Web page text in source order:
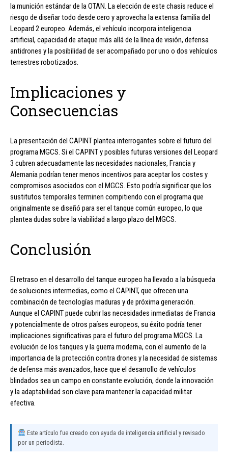
la munición estándar de la OTAN. La elección de este chasis reduce el
riesgo de diseñar todo desde cero y aprovecha la extensa familia del
Leopard 2 europeo. Además, el vehículo incorpora inteligencia
artificial, capacidad de ataque más allá de la línea de visión, defensa
antidrones y la posibilidad de ser acompañado por uno o dos vehículos
terrestres robotizados.
Implicaciones y
Consecuencias
La presentación del CAPINT plantea interrogantes sobre el futuro del
programa MGCS. Si el CAPINT y posibles futuras versiones del Leopard
3 cubren adecuadamente las necesidades nacionales, Francia y
Alemania podrían tener menos incentivos para aceptar los costes y
compromisos asociados con el MGCS. Esto podría significar que los
sustitutos temporales terminen compitiendo con el programa que
originalmente se diseñó para ser el tanque común europeo, lo que
plantea dudas sobre la viabilidad a largo plazo del MGCS.
Conclusión
El retraso en el desarrollo del tanque europeo ha llevado a la búsqueda
de soluciones intermedias, como el CAPINT, que ofrecen una
combinación de tecnologías maduras y de próxima generación.
Aunque el CAPINT puede cubrir las necesidades inmediatas de Francia
y potencialmente de otros países europeos, su éxito podría tener
implicaciones significativas para el futuro del programa MGCS. La
evolución de los tanques y la guerra moderna, con el aumento de la
importancia de la protección contra drones y la necesidad de sistemas
de defensa más avanzados, hace que el desarrollo de vehículos
blindados sea un campo en constante evolución, donde la innovación
y la adaptabilidad son clave para mantener la capacidad militar
efectiva.
Este artículo fue creado con ayuda de inteligencia artificial y revisado
por un periodista.